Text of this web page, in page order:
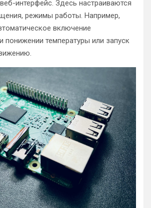
интерфейс. Здесь настраиваются
режимы работы. Например,
включение
понижении температуры или запуск